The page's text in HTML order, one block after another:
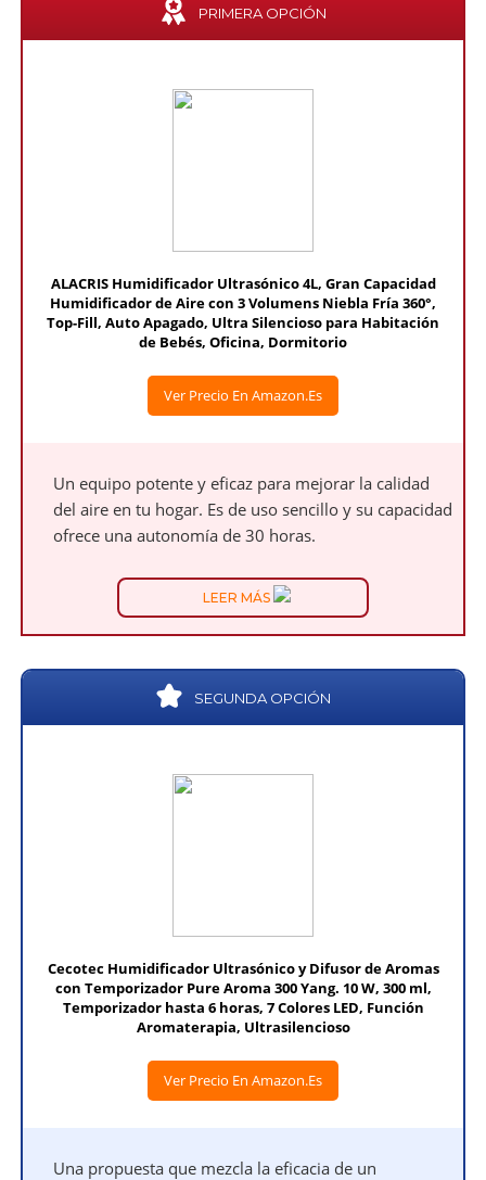
PRIMERA OPCIÓN
ALACRIS Humidificador Ultrasónico 4L, Gran Capacidad
Humidificador de Aire con 3 Volumens Niebla Fría 360°,
Top-Fill, Auto Apagado, Ultra Silencioso para Habitación
de Bebés, Oficina, Dormitorio
Ver Precio En Amazon.es
Un equipo potente y eficaz para mejorar la calidad
del aire en tu hogar. Es de uso sencillo y su capacidad
ofrece una autonomía de 30 horas.
LEER MÁS
SEGUNDA OPCIÓN
Cecotec Humidificador Ultrasónico y Difusor de Aromas
con Temporizador Pure Aroma 300 Yang. 10 W, 300 ml,
Temporizador hasta 6 horas, 7 Colores LED, Función
Aromaterapia, Ultrasilencioso
Ver Precio En Amazon.es
Una propuesta que mezcla la eficacia de un